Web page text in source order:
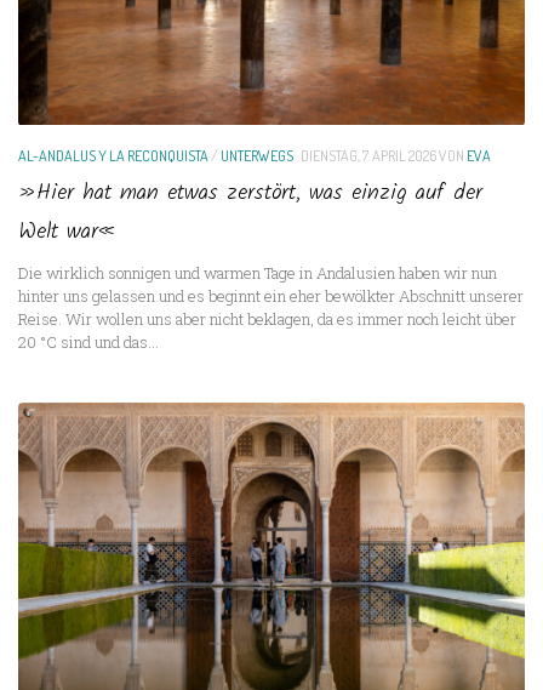
AL-ANDALUS Y LA RECONQUISTA /UNTERWEGS DIENSTAG, 7. APRIL 2026VON EVA
»Hier hat man etwas zerstört, was einzig auf der
Welt war«
Die wirklich sonnigen und warmen Tage in Andalusien haben wir nun
hinter uns gelassen und es beginnt ein eher bewölkter Abschnitt unserer
Reise. Wir wollen uns aber nicht beklagen, da es immer noch leicht über
20 °C sind und das...